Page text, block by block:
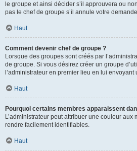
le groupe et ainsi décider s’il approuvera ou
pas le chef de groupe s’il annule votre
Haut
Comment devenir chef de groupe ?
Lorsque des groupes sont créés par
de groupe. Si vous désirez créer un groupe
l’administrateur en premier lieu en lui envoyant
Haut
Pourquoi certains membres apparaissent
L’administrateur peut attribuer une couleur aux
rendre facilement identifiables.
Haut